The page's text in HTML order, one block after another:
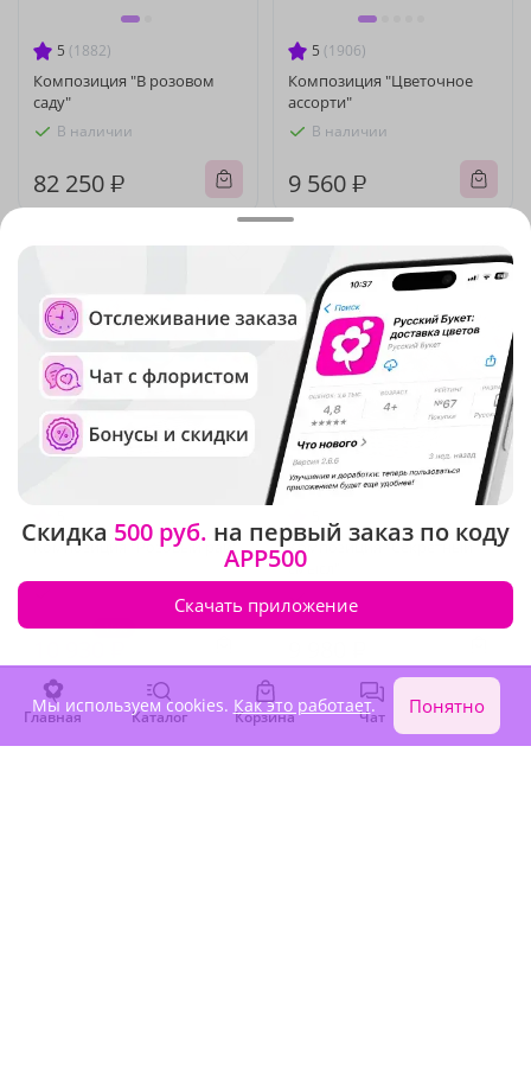
5 (1882)
Композиция "В розовом
саду"
В наличии
82 250 ₽
5 (1906)
Композиция "Цветочное
ассорти"
В наличии
9 560 ₽
Композиция "Розовый рай"
12 140 ₽ -10%
Крупный бутон
Композиция "Секретный
смысл"
Главная Каталог Корзина Чат Войти
Скидка 500 руб. на первый заказ по коду
APP500
Скачать приложение
Мы используем cookies. Как это работает. Понятно